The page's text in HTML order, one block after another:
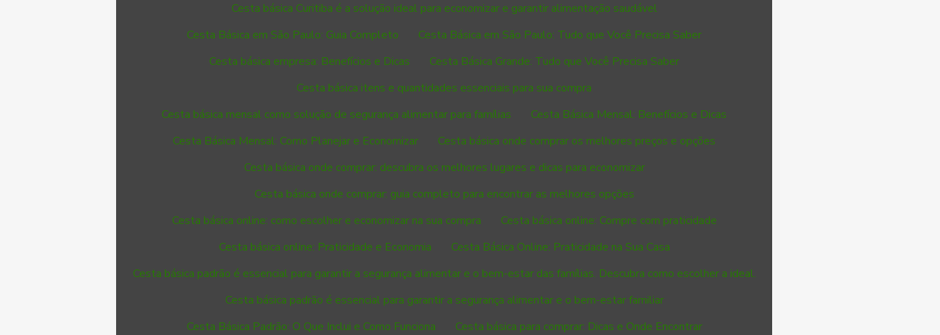
Cesta básica Curitiba é a solução ideal para economizar e garantir alimentação saudável
Cesta Básica em São Paulo: Guia Completo
Cesta Básica em São Paulo: Tudo que Você Precisa Saber
Cesta básica empresa: Benefícios e Dicas
Cesta Básica Grande: Tudo que Você Precisa Saber
Cesta básica itens e quantidades essenciais para sua compra
Cesta básica mensal como solução de segurança alimentar para famílias
Cesta Básica Mensal: Benefícios e Dicas
Cesta Básica Mensal: Como Planejar e Economizar
Cesta básica onde comprar os melhores preços e opções
Cesta básica onde comprar: descubra os melhores lugares e dicas para economizar
Cesta básica onde comprar: guia completo para encontrar as melhores opções
Cesta básica online: como escolher e economizar na sua compra
Cesta básica online: Compre com praticidade
Cesta básica online: Praticidade e Economia
Cesta Básica Online: Praticidade na Sua Casa
Cesta básica padrão é essencial para garantir a segurança alimentar e o bem-estar das famílias. Descubra como escolher a ideal.
Cesta básica padrão é essencial para garantir a segurança alimentar e o bem-estar familiar
Cesta Básica Padrão: O Que Inclui e Como Funciona
Cesta básica para comprar: Dicas e Onde Encontrar